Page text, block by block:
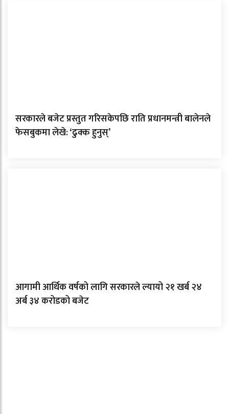
सरकारले बजेट प्रस्तुत गरिसकेपछि राति प्रधानमन्त्री बालेनले
फेसबुकमा लेखे: ‘ढुक्क हुनुस्’
आगामी आर्थिक वर्षको लागि सरकारले ल्यायो २१ खर्ब २४
अर्ब ३४ करोडको बजेट